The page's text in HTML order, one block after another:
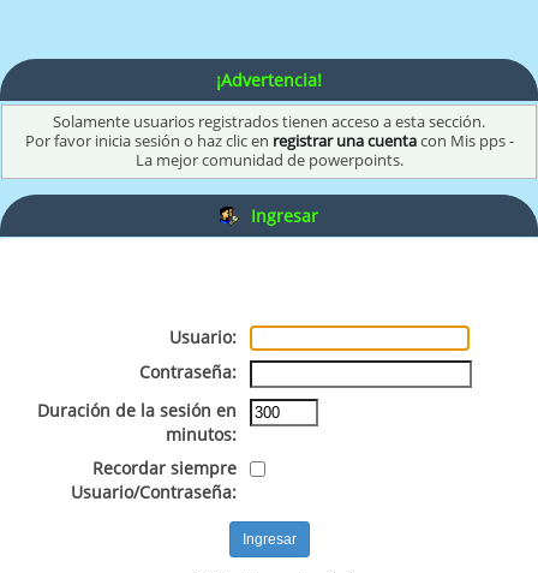
¡Advertencia!
Solamente usuarios registrados tienen acceso a esta sección.
Por favor inicia sesión o haz clic en registrar una cuentacon Mis pps -
La mejor comunidad de powerpoints.
Ingresar
Usuario:
Contraseña:
Duración de la sesión en
minutos:
Recordar siempre
Usuario/Contraseña: